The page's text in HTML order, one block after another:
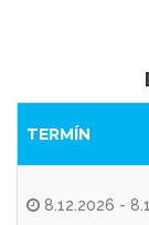
TERMÍN
8.12.2026 -